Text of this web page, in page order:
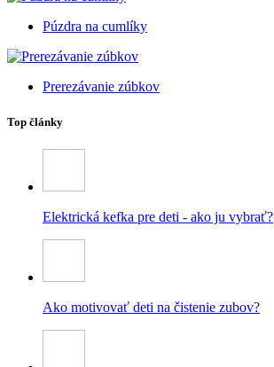
Púzdra na cumlíky
Prerezávanie zúbkov
Top články
Elektrická kefka pre deti - ako ju vybrať?
Ako motivovať deti na čistenie zubov?